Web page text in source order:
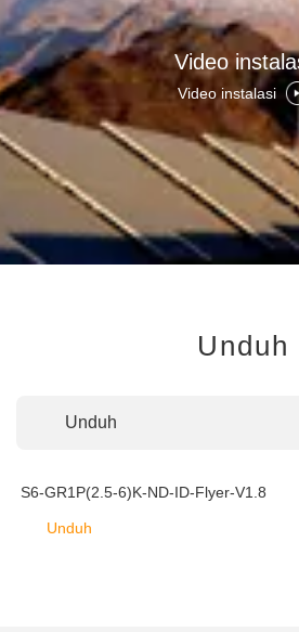
Video
Video instalasi
Unduh
Unduh
S6-GR1P(2.5-6)K-ND-ID-Flyer-V1.8
Unduh